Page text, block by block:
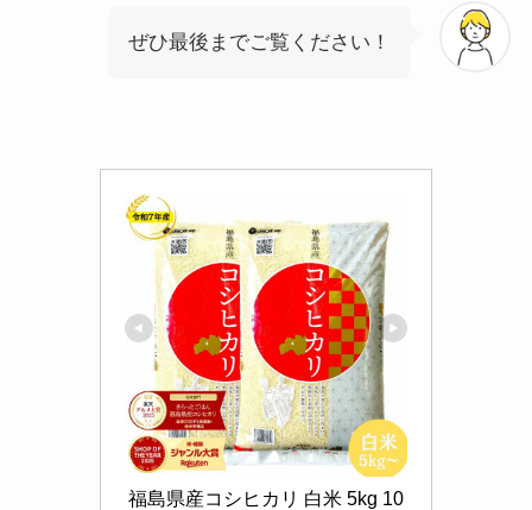
ぜひ最後までご覧ください！
福島県産コシヒカリ 白米 5kg 10